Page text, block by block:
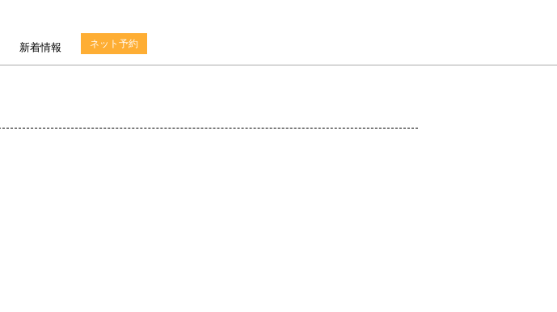
新着情報 ネット予約